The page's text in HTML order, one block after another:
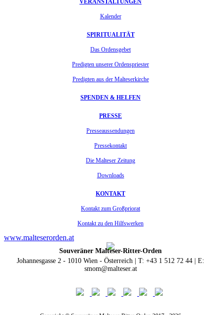
Kalender
SPIRITUALITÄT
Das Ordensgebet
Predigten unserer Ordenspriester
Predigten aus der Malteserkirche
SPENDEN & HELFEN
PRESSE
Presseaussendungen
Pressekontakt
Die Malteser Zeitung
Downloads
KONTAKT
Kontakt zum Großpriorat
Kontakt zu den Hilfswerken
www.malteserorden.at
Souveräner Malteser-Ritter-Orden
Johannesgasse 2 - 1010 Wien - Österreich | T: +43 1 512 72 44 | E:
smom@malteser.at